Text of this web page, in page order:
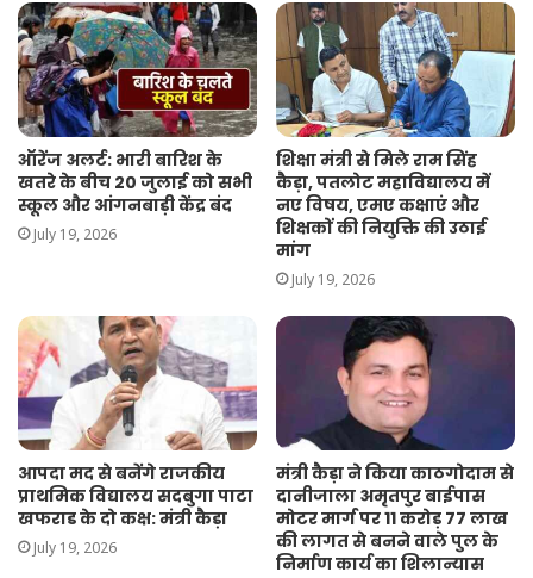
ऑरेंज अलर्ट: भारी बारिश के
खतरे के बीच 20 जुलाई को सभी
स्कूल और आंगनबाड़ी केंद्र बंद
July 19, 2026
शिक्षा मंत्री से मिले राम सिंह
कैड़ा, पतलोट महाविद्यालय में
नए विषय, एमए कक्षाएं और
शिक्षकों की नियुक्ति की उठाई
मांग
July 19, 2026
आपदा मद से बनेंगे राजकीय
प्राथमिक विद्यालय सदबुगा पाटा
खफराड के दो कक्ष: मंत्री कैड़ा
July 19, 2026
मंत्री कैड़ा ने किया काठगोदाम से
दानीजाला अमृतपुर बाईपास
मोटर मार्ग पर 11 करोड़ 77 लाख
की लागत से बनने वाले पुल के
निर्माण कार्य का शिलान्यास